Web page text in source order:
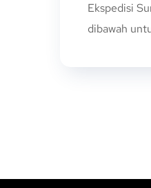
Ekspedisi
dibawah